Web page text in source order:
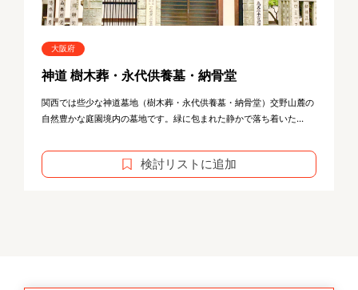
大阪府
神道 樹木葬・永代供養墓・納骨堂
関西では些少な神道墓地（樹木葬・永代供養墓・納骨堂）交野山麓の
自然豊かな庭園境内の墓地です。緑に包まれた静かで落ち着いた...
検討リストに追加